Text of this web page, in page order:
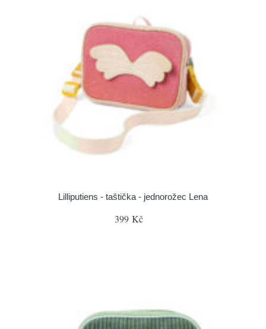
Lilliputiens - taštička - jednorožec Lena
399 Kč